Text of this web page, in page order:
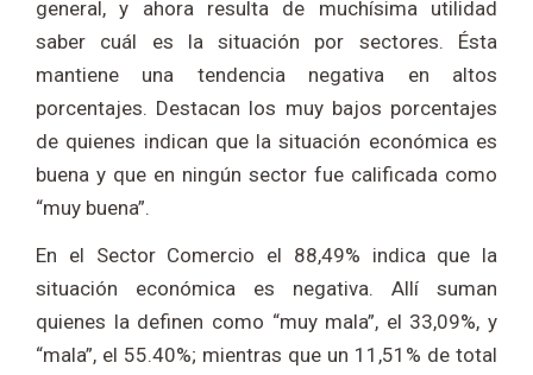
general, y ahora resulta de muchísima utilidad
saber cuál es la situación por sectores. Ésta
mantiene una tendencia negativa en altos
porcentajes. Destacan los muy bajos porcentajes
de quienes indican que la situación económica es
buena y que en ningún sector fue calificada como
“muy buena”.
En el Sector Comercio el 88,49% indica que la
situación económica es negativa. Allí suman
quienes la definen como “muy mala”, el 33,09%, y
“mala”, el 55.40%; mientras que un 11,51% de total